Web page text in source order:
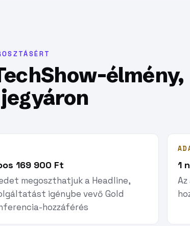
élmény,
169 900 Ft
megoszthatjuk a Headline,
igénybe vevő Gold
hozzáférés
1